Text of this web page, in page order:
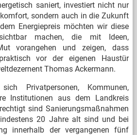
saniert, investiert nicht nur
sondern auch in die Zukunft
Energiepreis möchten wir diese
machen, die mit Ideen,
vorangehen und zeigen, dass
vor der eigenen Haustür
Thomas Ackermann.
Privatpersonen, Kommunen,
Institutionen aus dem Landkreis
sind Sanierungsmaßnahmen
20 Jahre alt sind und bei
innerhalb der vergangenen fünf